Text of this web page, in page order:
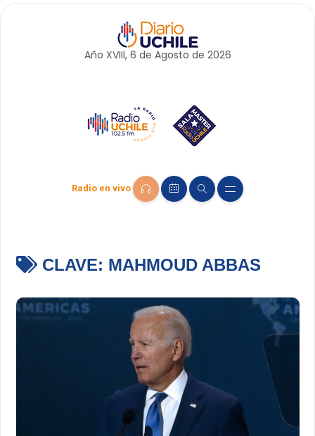
Año XVIII, 6 de Agosto de 2026
Radio en vivo
CLAVE: MAHMOUD ABBAS